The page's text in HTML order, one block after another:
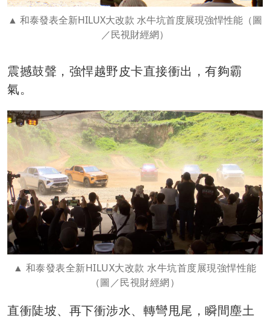
和泰發表全新HILUX大改款 水牛坑首度展現強悍性能（圖
／民視財經網）
震撼鼓聲，強悍越野皮卡直接衝出，有夠霸
氣。
和泰發表全新HILUX大改款 水牛坑首度展現強悍性能
（圖／民視財經網）
直衝陡坡、再下衝涉水、轉彎甩尾，瞬間塵土